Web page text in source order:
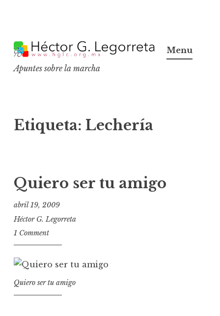
k
p
c
o
n
Apuntes sobre la marcha
Menu
Etiqueta: Lechería
Quiero ser tu amigo
abril 19, 2009
Héctor G. Legorreta
1 Comment
Quiero ser tu amigo